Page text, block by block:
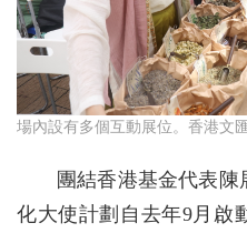
場內設有多個互動展位。香港文
團結香港基金代表
化大使計劃自去年9月啟